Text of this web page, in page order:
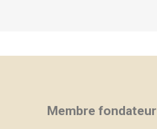
Membre fondateur